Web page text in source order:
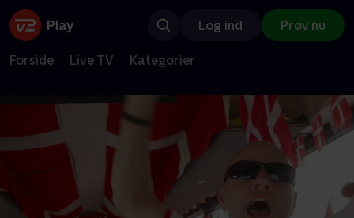
Log ind Prøv nu
Forside Live TV Kategorier